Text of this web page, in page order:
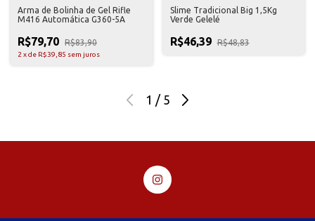
Arma de Bolinha de Gel Rifle
M416 Automática G360-5A
R$79,70 R$83,90
2 xde R$39,85 sem juros
Slime Tradicional Big 1,5Kg
Verde Gelelé
R$46,39 R$48,83
1 / 5